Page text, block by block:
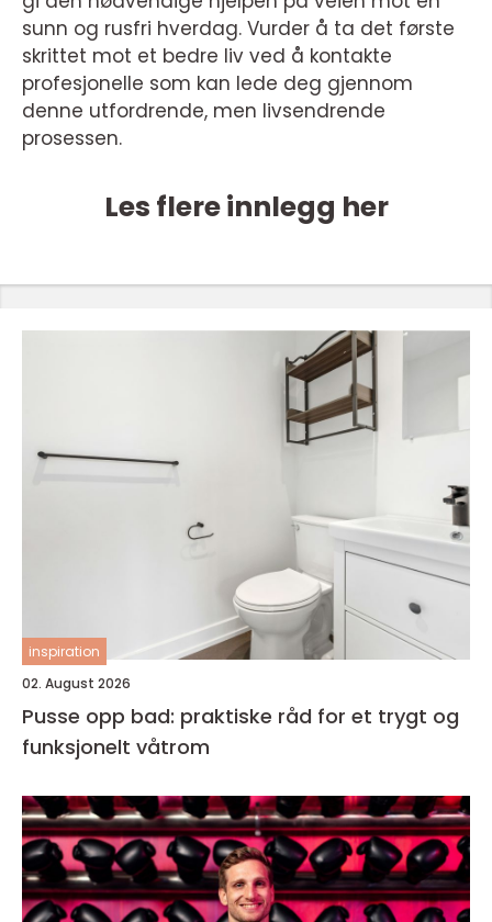
sunn og rusfri hverdag. Vurder å ta det første
skrittet mot et bedre liv ved å kontakte
profesjonelle som kan lede deg gjennom
denne utfordrende, men livsendrende
prosessen.
Les flere innlegg her
inspiration
02. August 2026
Pusse opp bad: praktiske råd for et trygt og
funksjonelt våtrom